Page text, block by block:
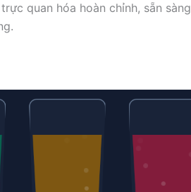
quan hóa hoàn chỉnh, sẵn